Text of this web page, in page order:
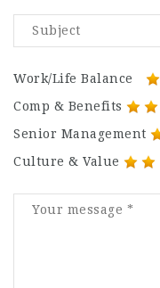
Work/Life Balance
Comp & Benefits
Senior Management
Culture & Value